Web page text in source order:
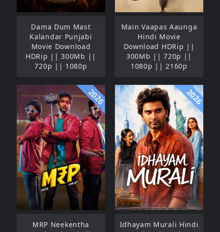
Dama Dum Mast
Kalandar Punjabi
Movie Download
HDRip || 300Mb ||
720p || 1080p
Main Vaapas Aaunga
Hindi Movie
Download HDRip ||
300Mb || 720p ||
1080p || 2160p
2026
MRP Neekentha
2026
Idhayam Murali Hindi